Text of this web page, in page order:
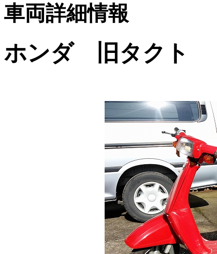
車両詳細情報
ホンダ 旧タクト